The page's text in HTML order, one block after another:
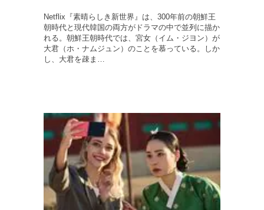
Netflix『素晴らしき新世界』は、300年前の朝鮮王
朝時代と現代韓国の両方がドラマの中で並列に描か
れる。朝鮮王朝時代では、宮女（イム・ジヨン）が
大君（ホ・ナムジュン）のことを慕っている。しか
し、大君を疎ま…